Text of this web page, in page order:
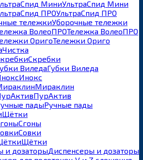
УльтраСпид Мини
УльтраСпид ПРО
Уборочные тележки
Тележка ВолеоПРО
Тележки Ориго
Чистка
Скребки
Губки Виледа
Инокс
Мираклин
ПурАктив
Ручные пады
Щётки
Сгоны
Совки
Щётки
Диспенсеры и дозаторы